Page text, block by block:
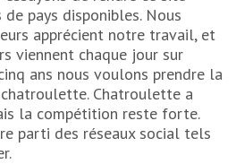
pays disponibles. Nous
apprécient notre travail, et
viennent chaque jour sur
ans nous voulons prendre la
Chatroulette a
la compétition reste forte.
parti des réseaux social tels